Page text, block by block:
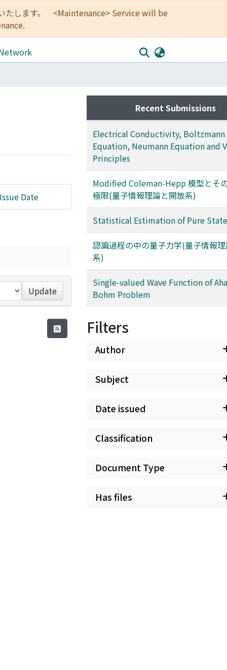
たします。 <Maintenance> Service will be
Date
Update
Recent Submissions
Electrical Conductivity, Boltzmann
Equation, Neumann Equation and
Principles
Modified Coleman-Hepp 模型とそ
極限(量子情報理論と開放系)
Statistical Estimation of Pure
認識過程の中の量子力学(量子情報
系)
Single-valued Wave Function of
Bohm Problem
Filters
Author
Subject
Date issued
Classification
Document Type
Has files